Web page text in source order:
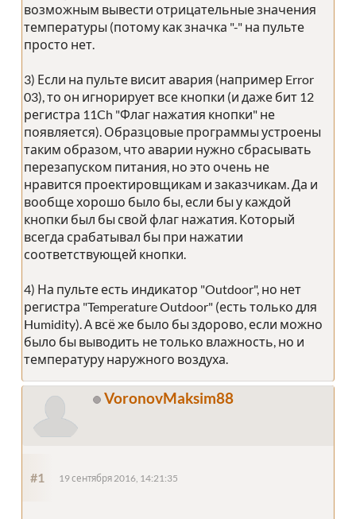
возможным вывести отрицательные значения
температуры (потому как значка "-" на пульте
просто нет.
3) Если на пульте висит авария (например Error
03), то он игнорирует все кнопки (и даже бит 12
регистра 11Ch "Флаг нажатия кнопки" не
появляется). Образцовые программы устроены
таким образом, что аварии нужно сбрасывать
перезапуском питания, но это очень не
нравится проектировщикам и заказчикам. Да и
вообще хорошо было бы, если бы у каждой
кнопки был бы свой флаг нажатия. Который
всегда срабатывал бы при нажатии
соответствующей кнопки.
4) На пульте есть индикатор "Outdoor", но нет
регистра "Temperature Outdoor" (есть только для
Humidity). А всё же было бы здорово, если можно
было бы выводить не только влажность, но и
температуру наружного воздуха.
VoronovMaksim88
#1 19 сентября 2016, 14:21:35